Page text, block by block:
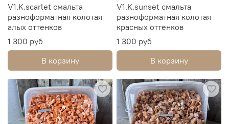
V1.K.scarlet смальта
разноформатная колотая
алых оттенков
1 300 руб
В корзину
V1.K.sunset смальта
разноформатная колотая
красных оттенков
1 300 руб
В корзину